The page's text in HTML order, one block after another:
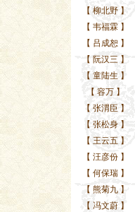
【 柳北野 】
【 韦福霖 】
【 吕成恕 】
【 阮汉三 】
【 童陆生 】
【 容万 】
【 张渭臣 】
【 张松身 】
【 王云五 】
【 汪彦份 】
【 何保瑞 】
【 熊菊九 】
【 冯文蔚 】